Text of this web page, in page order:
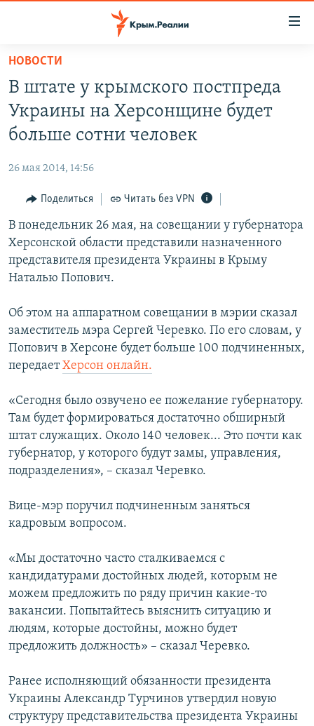
Вернуться
основному
содержанию
Вернутся
главной
Вернутся
поиску
СПЕЦПРОЕКТЫ
11 ЛЕТ ОККУПАЦИИ КРЫМА. 11 ИСТОРИЙ СОПРОТИВЛЕНИЯ
ВОДА
ЕЩЕ
ИНТЕРАКТИВ
ИНФОГРАФИКА
ТЕЛЕПРОЕКТ КРЫМ.РЕАЛИИ
СОВЕТЫ ПРАВОЗАЩИТНИКОВ
ПОБЕДИТЕЛЕЙ НЕ СУДЯТ?
КРЫМ.НЕПОКОРЕННЫЙ
УКРАИНСКАЯ ПРОБЛЕМА КРЫМА
РАДІО СВОБОДА
КАК ОБОЙТИ БЛОКИРОВКУ
Українською
ПРИСОЕДИНЯЙТЕСЬ!
Все сайты RFE/RL
НОВОСТИ
В штате у крымского постпреда
Украины на Херсонщине будет
больше сотни человек
26 мая 2014, 14:56
Поделиться Читать без VPN
В понедельник 26 мая, на совещании у губернатора
Херсонской области представили назначенного
представителя президента Украины в Крыму
Наталью Попович.
Об этом на аппаратном совещании в мэрии сказал
заместитель мэра Сергей Черевко. По его словам, у
Попович в Херсоне будет больше 100 подчиненных,
передаетХерсон онлайн.
«Сегодня было озвучено ее пожелание губернатору.
Там будет формироваться достаточно обширный
штат служащих. Около 140 человек... Это почти как
губернатор, у которого будут замы, управления,
подразделения», – сказал Черевко.
Вице-мэр поручил подчиненным заняться
кадровым вопросом.
«Мы достаточно часто сталкиваемся с
кандидатурами достойных людей, которым не
можем предложить по ряду причин какие-то
вакансии. Попытайтесь выяснить ситуацию и
людям, которые достойны, можно будет
предложить должность» – сказал Черевко.
Ранее исполняющий обязанности президента
Украины Александр Турчинов утвердил новую
структуру представительства президента Украины